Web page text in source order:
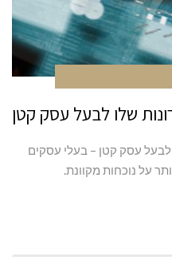
שלו לבעל עסק קטן
לבעל עסק קטן – בעלי עסקים
על נוכחות מקוונת.